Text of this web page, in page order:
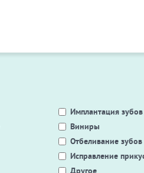
Имплантация зубов
Виниры
Отбеливание зубов
Исправление
Другое